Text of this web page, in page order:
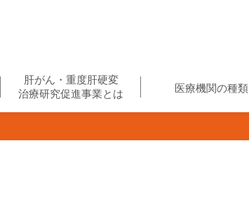
肝がん・重度肝硬変
治療研究促進事業とは
医療機関の種類